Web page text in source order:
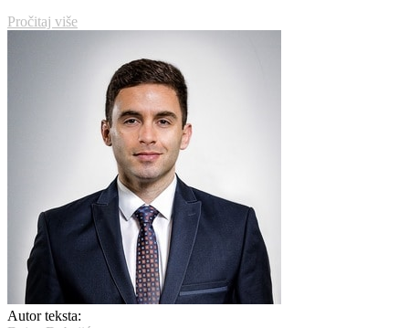
Pročitaj više
Autor teksta: